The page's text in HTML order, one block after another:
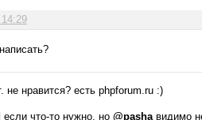
14:29
не нравится? есть phpforum.ru :)
если что-то нужно, но @pashaвидимо